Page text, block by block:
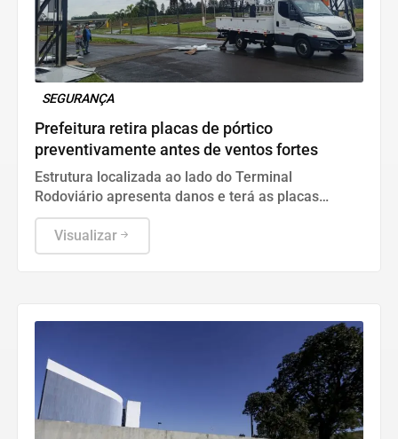
SEGURANÇA
Prefeitura retira placas de pórtico
preventivamente antes de ventos fortes
Estrutura localizada ao lado do Terminal
Rodoviário apresenta danos e terá as placas
removidas até que as condições de segurança
sejam restabelecidas
Visualizar